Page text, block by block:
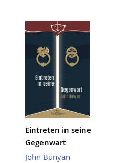
Eintreten in seine
Gegenwart
John Bunyan